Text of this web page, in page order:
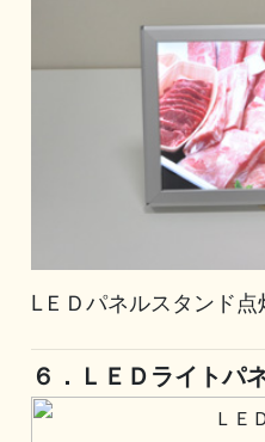
LＥＤパネルスタンド点
６．ＬＥＤライトパ